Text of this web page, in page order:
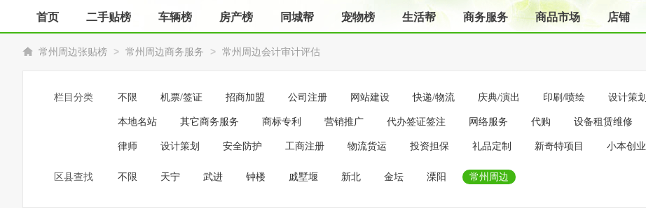
首页 二手贴榜 车辆榜 房产榜 同城帮 宠物榜 生活帮 商务服务 商品市场 店铺
常州周边张贴榜 > 常州周边商务服务 > 常州周边会计审计评估
栏目分类 不限 机票/签证 招商加盟 公司注册 网站建设 快递/物流 庆典/演出 印刷/喷绘 设计策划
本地名站 其它商务服务 商标专利 营销推广 代办签证签注 网络服务 代购 设备租赁维修
律师 设计策划 安全防护 工商注册 物流货运 投资担保 礼品定制 新奇特项目 小本创业
区县查找 不限 天宁 武进 钟楼 戚墅堰 新北 金坛 溧阳 常州周边